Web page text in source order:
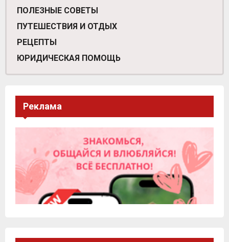
ПОЛЕЗНЫЕ СОВЕТЫ
ПУТЕШЕСТВИЯ И ОТДЫХ
РЕЦЕПТЫ
ЮРИДИЧЕСКАЯ ПОМОЩЬ
Реклама